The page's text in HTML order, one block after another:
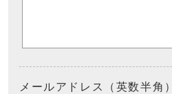
メールアドレス（英数半角）